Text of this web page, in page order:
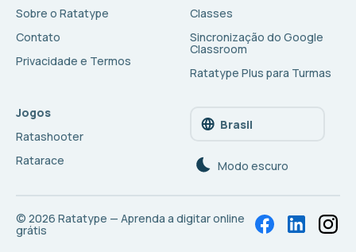
Sobre o Ratatype
Contato
Privacidade e Termos
Classes
Sincronização do Google
Classroom
Ratatype Plus para Turmas
Jogos
Ratashooter
Ratarace
Brasil
Modo escuro
© 2026 Ratatype — Aprenda a digitar online
grátis